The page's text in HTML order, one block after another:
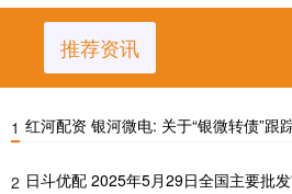
推荐资讯
1 红河配资 银河微电: 关于“银微转债”跟
2 日斗优配 2025年5月29日全国主要批